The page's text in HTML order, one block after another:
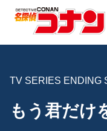
TV SERIES ENDING
もう君だけ